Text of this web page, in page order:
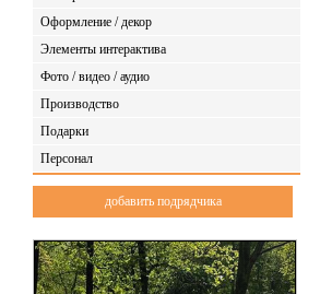
Оформление / декор
Элементы интерактива
Фото / видео / аудио
Производство
Подарки
Персонал
добавить подрядчика